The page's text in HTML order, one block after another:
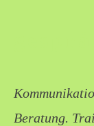
Beratung.